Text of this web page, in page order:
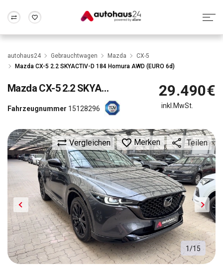
Zum Antrag
Wir bewerten dein Auto
Alle Fragen & Antworten
Rund um die Inzahlungnahme
Frankfurt Wuppertal
autohaus24 Gebrauchtwagen Mazda
CX-5
Mazda CX-5 2.2 SKYACTIV-D 184 Homura AWD (EURO 6d)
Mazda CX-5 2.2 SKYACTIV-D 184 Homura AWD (EURO 6d)
Fahrzeugnummer 15128296
Vergleichen Merken Teilen
29.490€
inkl.MwSt.
1 /15